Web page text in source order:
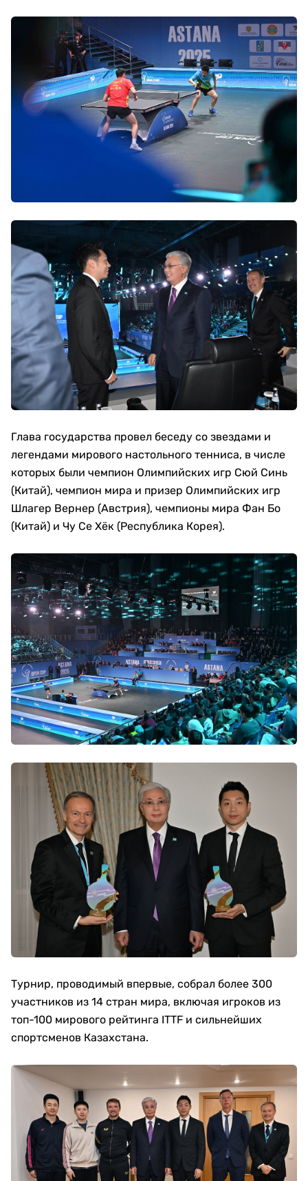
Глава государства провел беседу со звездами и
легендами мирового настольного тенниса, в числе
которых были чемпион Олимпийских игр Сюй Синь
(Китай), чемпион мира и призер Олимпийских игр
Шлагер Вернер (Австрия), чемпионы мира Фан Бо
(Китай) и Чу Се Хёк (Республика Корея).
Турнир, проводимый впервые, собрал более 300
участников из 14 стран мира, включая игроков из
топ-100 мирового рейтинга ITTF и сильнейших
спортсменов Казахстана.